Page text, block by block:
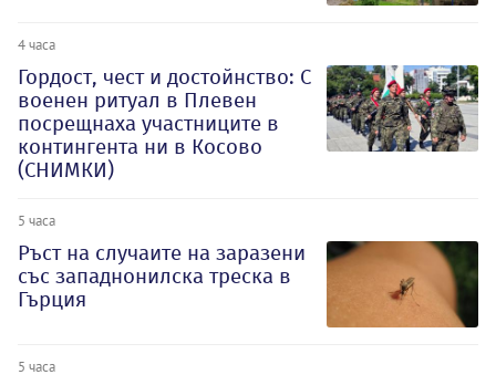
4 часа
Гордост, чест и достойнство: С
военен ритуал в Плевен
посрещнаха участниците в
контингента ни в Косово
(СНИМКИ)
5 часа
Ръст на случаите на заразени
със западнонилска треска в
Гърция
5 часа